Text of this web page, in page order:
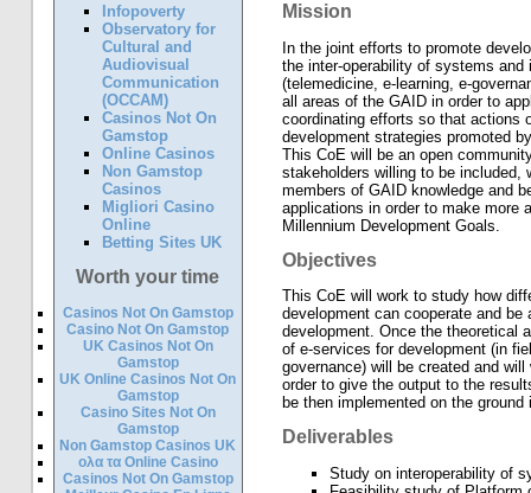
Infopoverty
Observatory for
Cultural and
Audiovisual
Communication
(OCCAM)
Casinos Not On
Gamstop
Online Casinos
Non Gamstop
Casinos
Migliori Casino
Online
Betting Sites UK
Worth your time
Casinos Not On Gamstop
Casino Not On Gamstop
UK Casinos Not On
Gamstop
UK Online Casinos Not On
Gamstop
Casino Sites Not On
Gamstop
Non Gamstop Casinos UK
ολα τα Online Casino
Casinos Not On Gamstop
Mission
In the joint efforts to promote
the inter-operability of systems
(telemedicine, e-learning, e-
all areas of the GAID in order to
coordinating efforts so that actions
development strategies promoted
This CoE will be an open
stakeholders willing to be
members of GAID knowledge and
applications in order to make more
Millennium Development Goals.
Objectives
This CoE will work to study how
development can cooperate and
development. Once the theoretical
of e-services for development (in
governance) will be created and
order to give the output to the
be then implemented on the
Deliverables
Study on interoperability of